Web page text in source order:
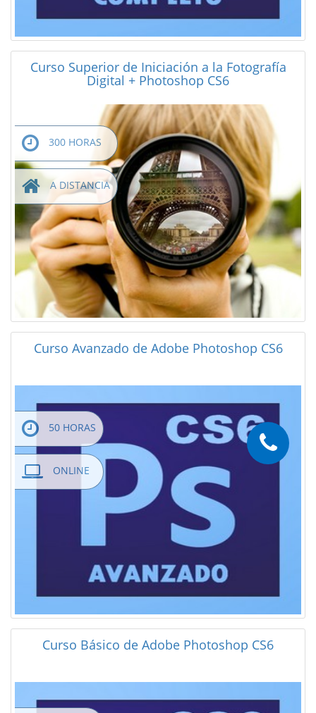
Curso Superior de Iniciación a la Fotografía
Digital + Photoshop CS6
300 HORAS
A DISTANCIA
Curso Avanzado de Adobe Photoshop CS6
50 HORAS
ONLINE
Curso Básico de Adobe Photoshop CS6